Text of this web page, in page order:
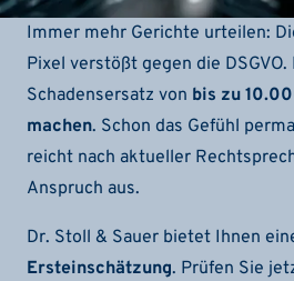
Immer mehr Gerichte urteilen:
Pixel verstößt gegen die
Schadensersatz von bis zu
machen. Schon das Gefühl
reicht nach aktueller
Anspruch aus.
Dr. Stoll & Sauer bietet Ihnen
Ersteinschätzung. Prüfen Sie